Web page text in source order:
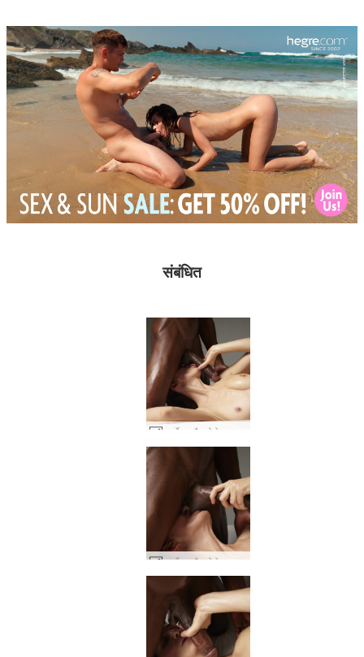
संबंधित
चार्लोटा और गोरो बड़ा काला मुर्गा देखभाल #31